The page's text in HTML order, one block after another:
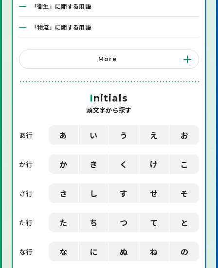
「衛生」に関する用語
「物流」に関する用語
「システム」に関する用語
「店舗備品」に関する用語
「環境」に関する用語
「業界用語」に関する用語
More
Initials
頭文字から探す
あ行 あ い う え お
か行 か き く け こ
さ行 さ し す せ そ
た行 た ち つ て と
な行 な に ぬ ね の